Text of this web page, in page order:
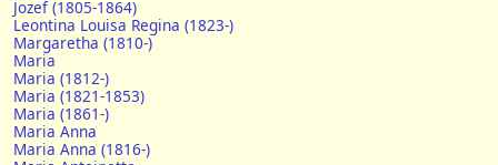
Jozef (1805-1864)
Leontina Louisa Regina (1823-)
Margaretha (1810-)
Maria
Maria (1812-)
Maria (1821-1853)
Maria (1861-)
Maria Anna
Maria Anna (1816-)